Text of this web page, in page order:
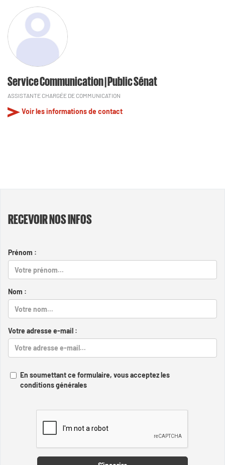
Service Communication | Public Sénat
ASSISTANTE CHARGÉE DE COMMUNICATION
Voir les informations de contact
RECEVOIR NOS INFOS
Prénom :
Nom :
Votre adresse e-mail :
En soumettant ce formulaire, vous acceptez les
conditions générales